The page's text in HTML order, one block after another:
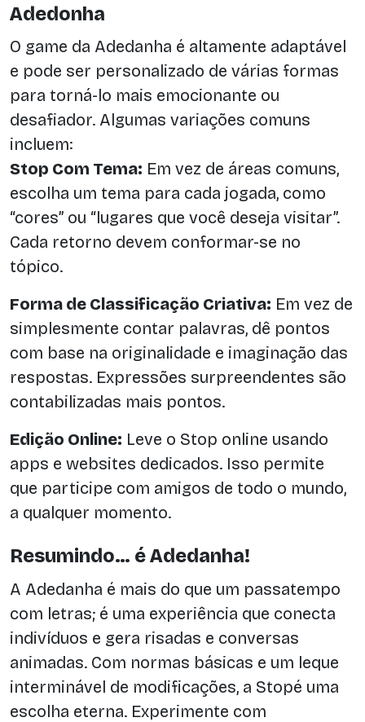
Adedonha
O game da Adedanha é altamente adaptável
e pode ser personalizado de várias formas
para torná-lo mais emocionante ou
desafiador. Algumas variações comuns
incluem:
Stop Com Tema: Em vez de áreas comuns,
escolha um tema para cada jogada, como
“cores” ou “lugares que você deseja visitar”.
Cada retorno devem conformar-se no
tópico.
Forma de Classificação Criativa: Em vez de
simplesmente contar palavras, dê pontos
com base na originalidade e imaginação das
respostas. Expressões surpreendentes são
contabilizadas mais pontos.
Edição Online: Leve o Stop online usando
apps e websites dedicados. Isso permite
que participe com amigos de todo o mundo,
a qualquer momento.
Resumindo… é Adedanha!
A Adedanha é mais do que um passatempo
com letras; é uma experiência que conecta
indivíduos e gera risadas e conversas
animadas. Com normas básicas e um leque
interminável de modificações, a Stopé uma
escolha eterna. Experimente com